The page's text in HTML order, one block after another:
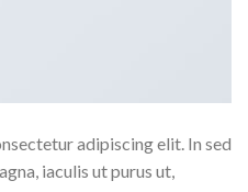
adipiscing elit. In sed
iaculis ut purus ut,